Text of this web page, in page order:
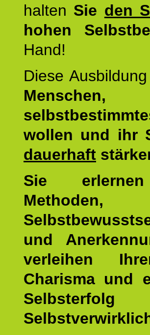
halten Sie den
hohen
Hand!
Diese
Menschen,
wollen und ihr
dauerhaft
Sie erlernen
und
verleihen
Charisma und